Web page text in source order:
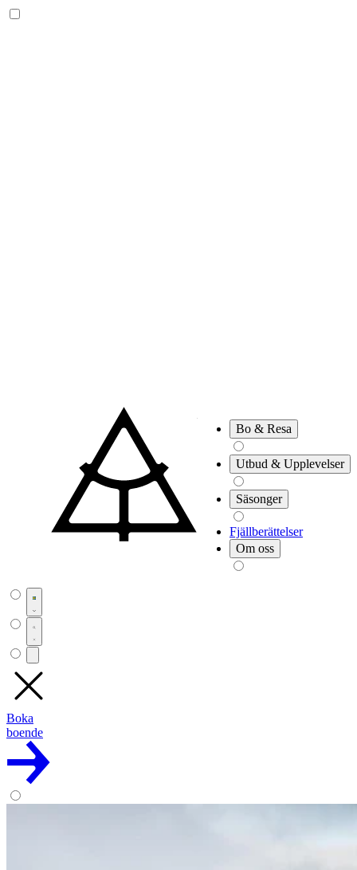
Bo & Resa
Utbud & Upplevelser
Säsonger
Fjällberättelser
Om oss
Boka
boende